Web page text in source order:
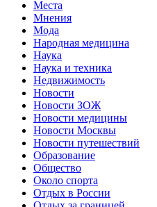
Места
Мнения
Мода
Народная медицина
Наука
Наука и техника
Недвижимость
Новости
Новости ЗОЖ
Новости медицины
Новости Москвы
Новости путешествий
Образование
Общество
Около спорта
Отдых в России